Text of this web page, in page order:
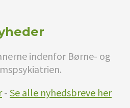
indenfor Børne- og
- Se alle nyhedsbreve her